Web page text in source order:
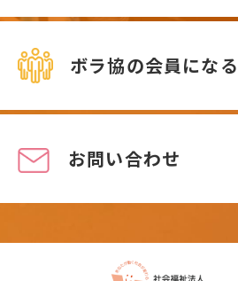
ボラ協の会員になる
お問い合わせ